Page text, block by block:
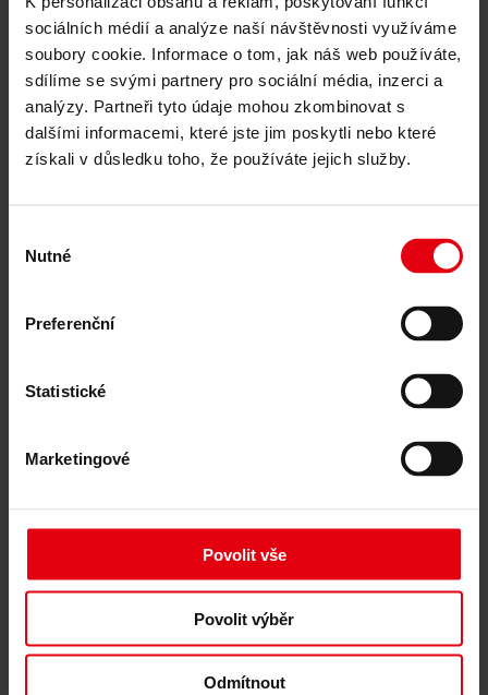
sociálních médií a analýze naší návštěvnosti využíváme
soubory cookie. Informace o tom, jak náš web používáte,
sdílíme se svými partnery pro sociální média, inzerci a
analýzy. Partneři tyto údaje mohou zkombinovat s
dalšími informacemi, které jste jim poskytli nebo které
získali v důsledku toho, že používáte jejich služby.
souhlasu
Nutné
Preferenční
Statistické
Marketingové
Povolit vše
Povolit výběr
Odmítnout
Technické due diligence
Certifikace budov
Znalecké posudky
Monitorování a kontrola staveb
CDE platformy
Reference
O nás
Kariéra
Reference
Sídlo společnosti Zeppelin,
Detaily projektu
předmětem rekonstrukce.
architektonického a stavebního hlediska. Zařízení je také plné
moderních technických řešení. Budovy zajišťují instalaci topného
systému ze vzduchových tepelných čerpadel a částečné pokrytí
nákladů na elektrickou energii v důsledku výroby ze solárních